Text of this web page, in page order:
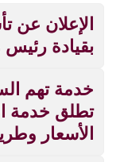
الإعلان عن
بقيادة
تطلق خدمة
الأسعار